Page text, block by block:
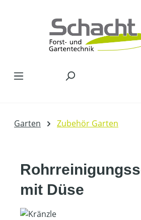
Garten Zubehör Garten
mit Düse